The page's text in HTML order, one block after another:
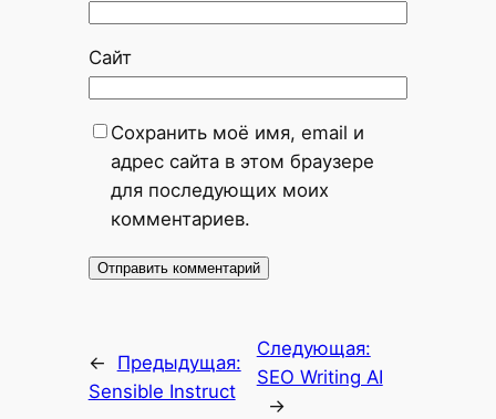
Сайт
Сохранить моё имя, email и
адрес сайта в этом браузере
для последующих моих
комментариев.
←
Предыдущая:
Sensible Instruct
Следующая:
SEO Writing AI
→